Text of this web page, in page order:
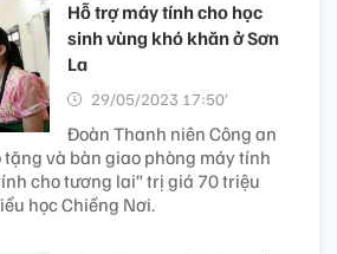
Hỗ trợ máy tính cho học
sinh vùng khó khăn ở Sơn
La
29/05/2023 17:50’
Đoàn Thanh niên Công an
và bàn giao phòng máy tính
cho tương lai” trị giá 70 triệu
học Chiềng Nơi.